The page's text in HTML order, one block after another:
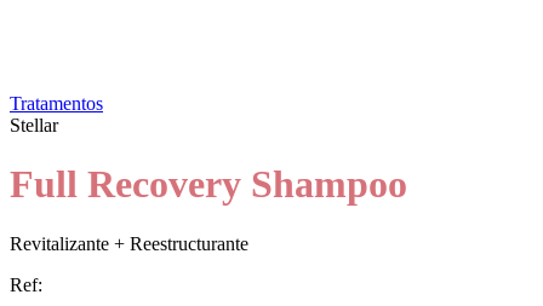
Tratamentos
Stellar
Full Recovery Shampoo
Revitalizante + Reestructurante
Ref: